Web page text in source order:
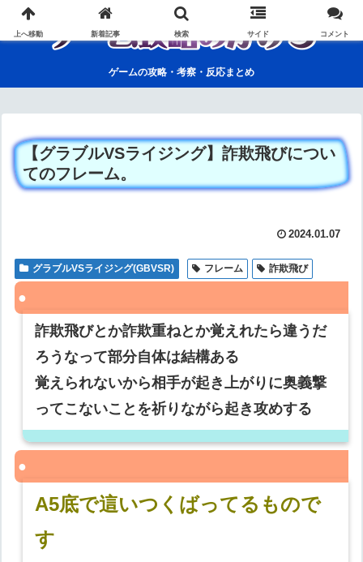
ゲームの攻略・考察・反応まとめ
【グラブルVSライジング】詐欺飛びについ
てのフレーム。
2024.01.07
グラブルVSライジング(GBVSR) フレーム 詐欺飛び
詐欺飛びとか詐欺重ねとか覚えれたら違うだ
ろうなって部分自体は結構ある
覚えられないから相手が起き上がりに奥義撃
ってこないことを祈りながら起き攻めする
A5底で這いつくばってるもので
す
上へ移動 新着記事 検索 サイド コメント